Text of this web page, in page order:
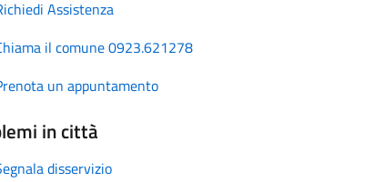
Assistenza
il comune 0923.621278
un appuntamento
in città
disservizio